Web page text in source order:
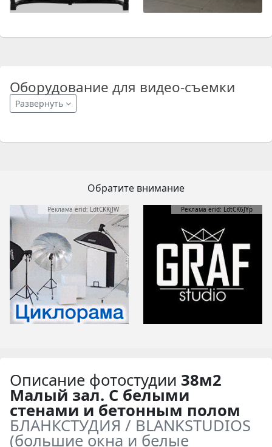
Оборудование для видео-съемки
Развернуть
Обратите внимание
Реклама erid: LdtCKKjJW Реклама erid: LdtCK6JYp
Описание фотостудии 38м2
Малый зал. С белыми
стенами и бетонным полом
БЛАНКСТУДИЯ / BLANKSTUDIOS
(большие окна и белые